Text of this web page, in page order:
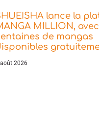
lance la
MILLION,
de mangas
2026